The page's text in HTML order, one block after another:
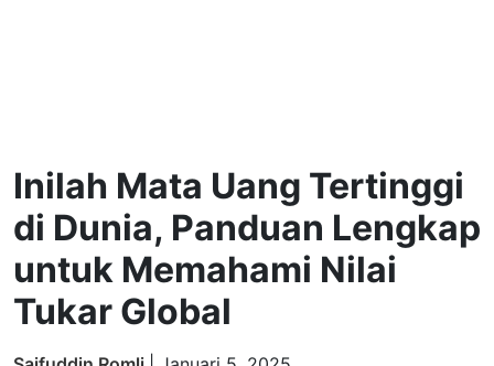
Inilah Mata Uang Tertinggi
di Dunia, Panduan Lengkap
untuk Memahami Nilai
Tukar Global